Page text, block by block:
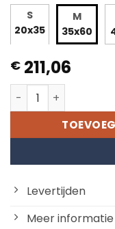
S
20x35
M
35x60
€ 211,06
Dansende bloemen
Levertijden
Meer